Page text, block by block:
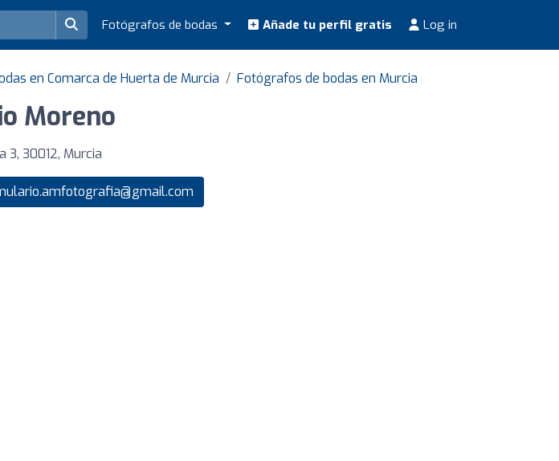
Fotógrafos de bodas Añade tu perfil gratis Log in
en Comarca de Huerta de Murcia Fotógrafos de bodas en Murcia
Moreno
3, 30012, Murcia